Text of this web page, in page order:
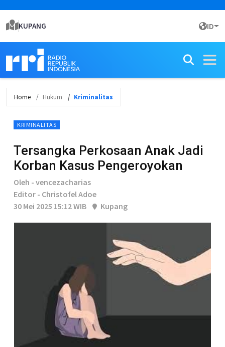
KUPANG ID
Home Hukum Kriminalitas
KRIMINALITAS
Tersangka Perkosaan Anak Jadi
Korban Kasus Pengeroyokan
Oleh - vencezacharias
Editor - Christofel Adoe
30 Mei 2025 15:12 WIB
Kupang